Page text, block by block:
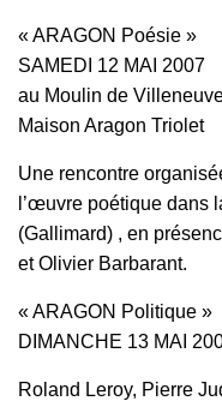
« ARAGON Poésie »
SAMEDI 12 MAI 2007
au Moulin de
Maison Aragon Triolet
Une rencontre
l’œuvre poétique dans
(Gallimard) , en
et Olivier Barbarant.
« ARAGON Politique »
DIMANCHE 13 MAI
Roland Leroy, Pierre